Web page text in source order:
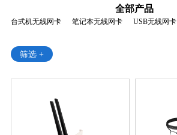
全部产品
台式机无线网卡 笔记本无线网卡 USB无线网卡
筛选 +